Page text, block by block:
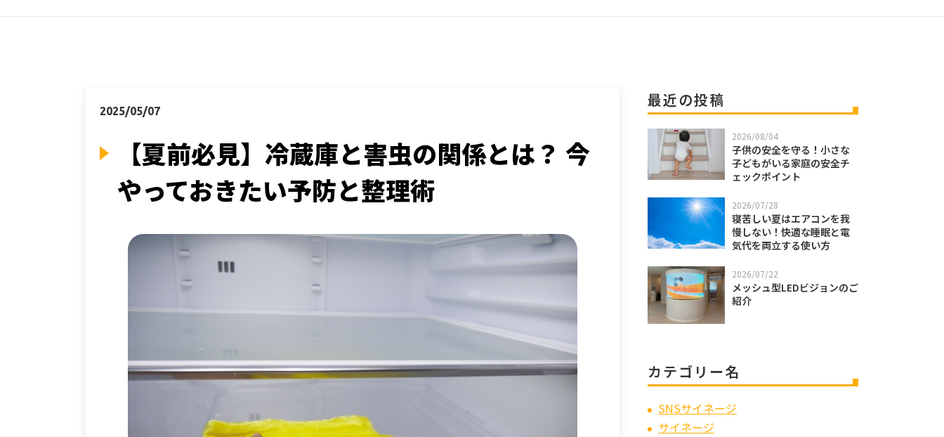
2025/05/07
【夏前必見】冷蔵庫と害虫の関係とは？ 今
やっておきたい予防と整理術
最近の投稿
2026/08/04
子供の安全を守る！小さな
子どもがいる家庭の安全チ
ェックポイント
2026/07/28
寝苦しい夏はエアコンを我
慢しない！快適な睡眠と電
気代を両立する使い方
2026/07/22
メッシュ型LEDビジョンのご
紹介
カテゴリー名
SNSサイネージ
サイネージ